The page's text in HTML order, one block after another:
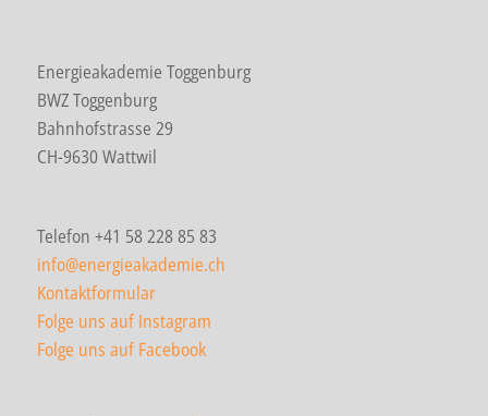
Energieakademie Toggenburg
BWZ Toggenburg
Bahnhofstrasse 29
CH-9630 Wattwil
Telefon +41 58 228 85 83
info@energieakademie.ch
Kontaktformular
Folge uns auf Instagram
Folge uns auf Facebook